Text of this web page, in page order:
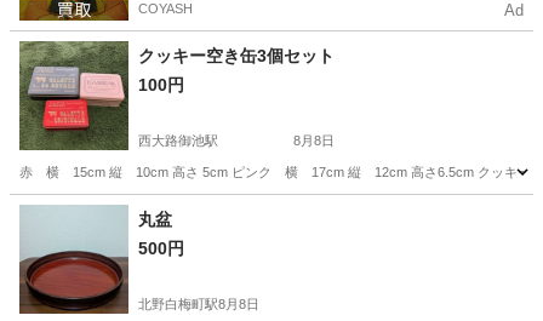
COYASH Ad
クッキー空き缶3個セット
100円
西大路御池駅 8月8日
赤 横 15cm 縦 10cm 高さ 5cm ピンク 横 17cm 縦 12cm 高さ6.5cm クッキー缶
京都 京都市 西大路御池駅
丸盆
500円
北野白梅町駅8月8日